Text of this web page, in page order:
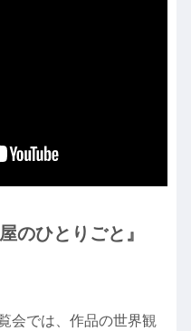
のひとりごと』
会では、作品の世界観